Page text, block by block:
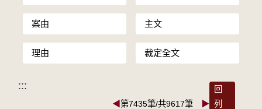
案由 主文
理由 裁定全文
:::
◀第7435筆/共9617筆 ▶
回
列